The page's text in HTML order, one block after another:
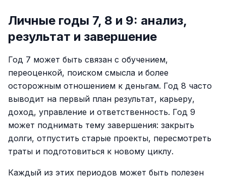
Личные годы 7, 8 и 9: анализ,
результат и завершение
Год 7 может быть связан с обучением,
переоценкой, поиском смысла и более
осторожным отношением к деньгам. Год 8 часто
выводит на первый план результат, карьеру,
доход, управление и ответственность. Год 9
может поднимать тему завершения: закрыть
долги, отпустить старые проекты, пересмотреть
траты и подготовиться к новому циклу.
Каждый из этих периодов может быть полезен